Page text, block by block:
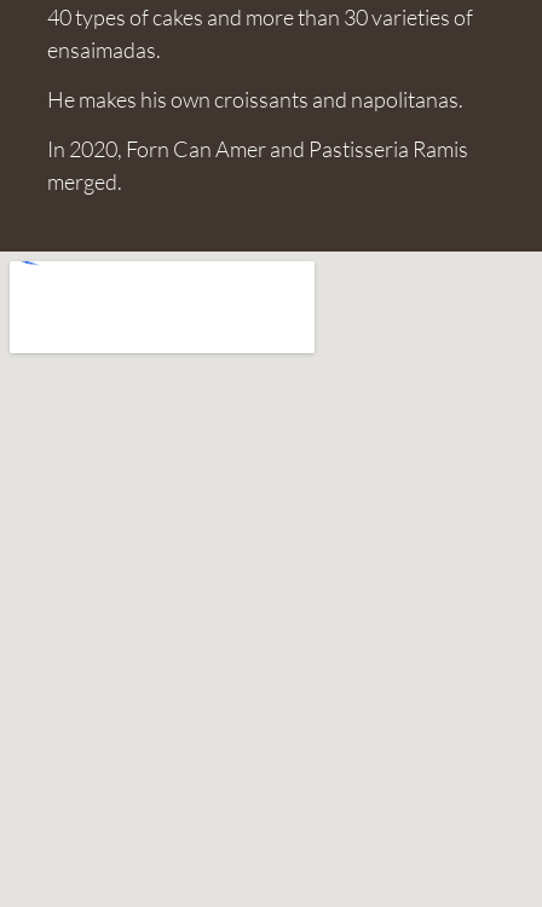
40 types of cakes and more than 30 varieties of
ensaimadas.
He makes his own croissants and napolitanas.
In 2020, Forn Can Amer and Pastisseria Ramis
merged.